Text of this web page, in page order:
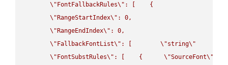
\" FontFallbackRules\" : [    {
\" RangeStartIndex\" : 0,
\" RangeEndIndex\" : 0,
\" FallbackFontList\" : [ \"string\"
\" FontSubstRules\" : [    { \"SourceFont\"